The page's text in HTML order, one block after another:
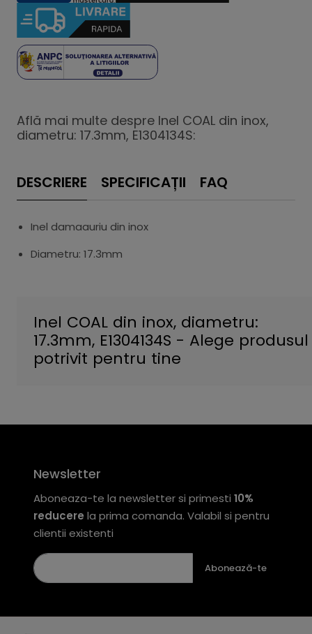
Află mai multe despre Inel COAL din inox,
diametru: 17.3mm, E1304134S:
DESCRIERE SPECIFICAȚII FAQ
Inel damaauriu din inox
Diametru: 17.3mm
Inel COAL din inox, diametru:
17.3mm, E1304134S - Alege produsul
potrivit pentru tine
Newsletter
Aboneaza-te la newsletter si primesti 10%
reducere la prima comanda. Valabil si pentru
clientii existenti
Abonează-te